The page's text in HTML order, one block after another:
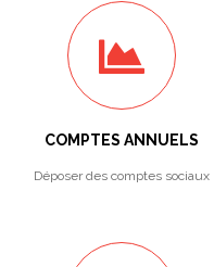
COMPTES ANNUELS
Déposer des comptes sociaux